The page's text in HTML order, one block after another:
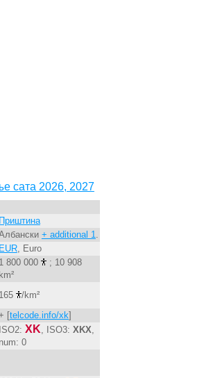
сата 2026, 2027
Приштина
+ additional 1
EUR, Euro
1 800 000
; 10 908
km²
165
/km²
[telcode.info/xk]
ISO2: XK , ISO3: XKX
num: 0